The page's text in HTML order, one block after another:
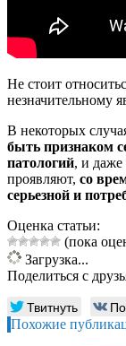
Не стоит
незначительному
В некоторых
быть признаком
патологий, и даже
проявляют, со
серьезной и
Оценка статьи:
(пока
Загрузка...
Поделиться с
Твитнуть
Похожие